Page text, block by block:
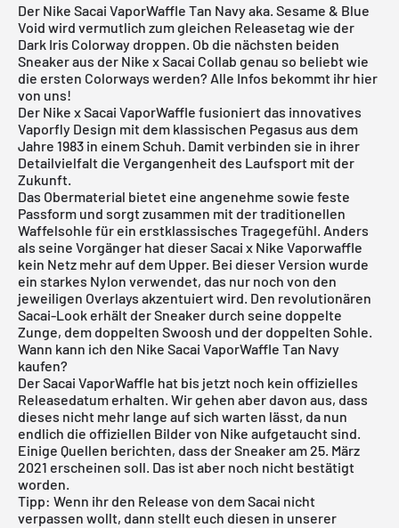
Der Nike Sacai VaporWaffle Tan Navy aka. Sesame & Blue
Void wird vermutlich zum gleichen Releasetag wie der
Dark Iris Colorway droppen. Ob die nächsten beiden
Sneaker aus der Nike x Sacai Collab genau so beliebt wie
die ersten Colorways werden? Alle Infos bekommt ihr hier
von uns!
Der Nike x Sacai VaporWaffle fusioniert das innovatives
Vaporfly Design mit dem klassischen Pegasus aus dem
Jahre 1983 in einem Schuh. Damit verbinden sie in ihrer
Detailvielfalt die Vergangenheit des Laufsport mit der
Zukunft.
Das Obermaterial bietet eine angenehme sowie feste
Passform und sorgt zusammen mit der traditionellen
Waffelsohle für ein erstklassisches Tragegefühl. Anders
als seine Vorgänger hat dieser Sacai x Nike Vaporwaffle
kein Netz mehr auf dem Upper. Bei dieser Version wurde
ein starkes Nylon verwendet, das nur noch von den
jeweiligen Overlays akzentuiert wird. Den revolutionären
Sacai-Look erhält der Sneaker durch seine doppelte
Zunge, dem doppelten Swoosh und der doppelten Sohle.
Wann kann ich den Nike Sacai VaporWaffle Tan Navy
kaufen?
Der Sacai VaporWaffle hat bis jetzt noch kein offizielles
Releasedatum erhalten. Wir gehen aber davon aus, dass
dieses nicht mehr lange auf sich warten lässt, da nun
endlich die offiziellen Bilder von Nike aufgetaucht sind.
Einige Quellen berichten, dass der Sneaker am 25. März
2021 erscheinen soll. Das ist aber noch nicht bestätigt
worden.
Tipp: Wenn ihr den Release von dem Sacai nicht
verpassen wollt, dann stellt euch diesen in unserer